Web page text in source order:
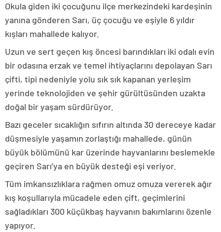
Okula giden iki çocuğunu ilçe merkezindeki kardeşinin
yanına gönderen Sarı, üç çocuğu ve eşiyle 6 yıldır
kışları mahallede kalıyor.
Uzun ve sert geçen kış öncesi barındıkları iki odalı evin
bir odasına erzak ve temel ihtiyaçlarını depolayan Sarı
çifti, tipi nedeniyle yolu sık sık kapanan yerleşim
yerinde teknolojiden ve şehir gürültüsünden uzakta
doğal bir yaşam sürdürüyor.
Bazı geceler sıcaklığın sıfırın altında 30 dereceye kadar
düşmesiyle yaşamın zorlaştığı mahallede, günün
büyük bölümünü kar üzerinde hayvanlarını beslemekle
geçiren Sarı’ya en büyük desteği eşi veriyor.
Tüm imkansızlıklara rağmen omuz omuza vererek ağır
kış koşullarıyla mücadele eden çift, geçimlerini
sağladıkları 300 küçükbaş hayvanın bakımlarını özenle
yapıyor.